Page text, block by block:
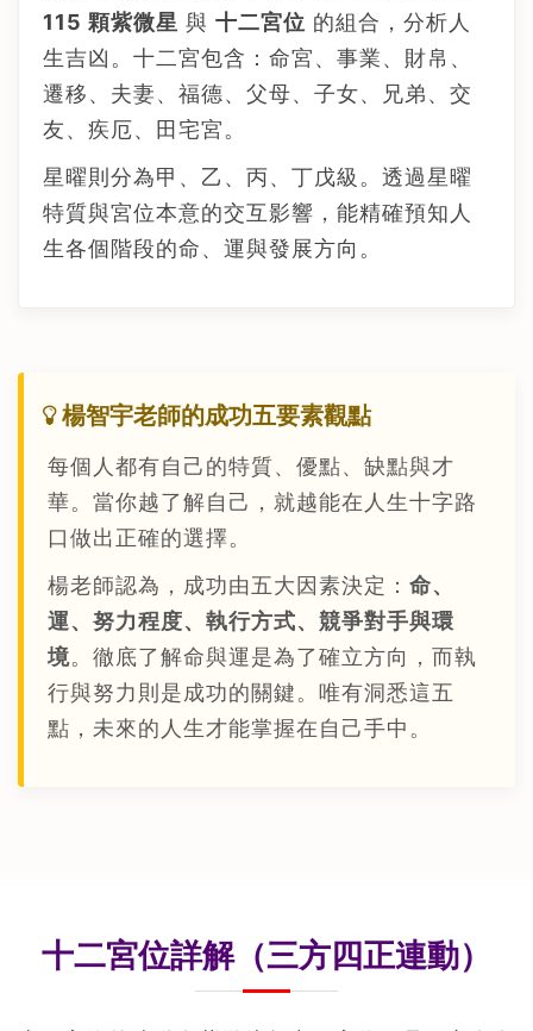
115 顆紫微星 與 十二宮位 的組合，分析人
生吉凶。十二宮包含：命宮、事業、財帛、
遷移、夫妻、福德、父母、子女、兄弟、交
友、疾厄、田宅宮。
星曜則分為甲、乙、丙、丁戊級。透過星曜
特質與宮位本意的交互影響，能精確預知人
生各個階段的命、運與發展方向。
楊智宇老師的成功五要素觀點
每個人都有自己的特質、優點、缺點與才
華。當你越了解自己，就越能在人生十字路
口做出正確的選擇。
楊老師認為，成功由五大因素決定： 命、
運、努力程度、執行方式、競爭對手與環
境。徹底了解命與運是為了確立方向，而執
行與努力則是成功的關鍵。唯有洞悉這五
點，未來的人生才能掌握在自己手中。
十二宮位詳解（三方四正連動）